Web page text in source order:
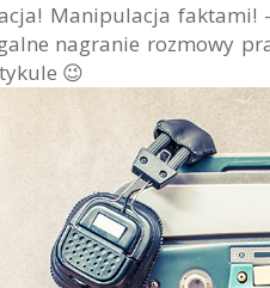
Manipulacja
nagranie rozmowy
😉